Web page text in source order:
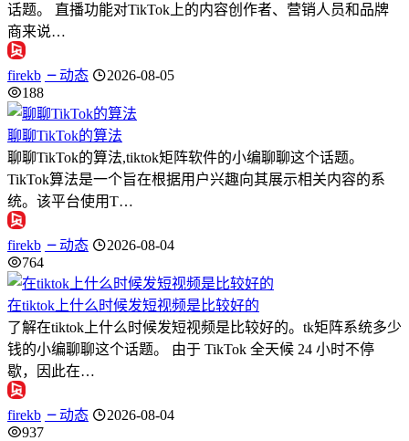
话题。 直播功能对TikTok上的内容创作者、营销人员和品牌
商来说…
firekb 动态
2026-08-05
188
聊聊TikTok的算法
聊聊TikTok的算法,tiktok矩阵软件的小编聊聊这个话题。
TikTok算法是一个旨在根据用户兴趣向其展示相关内容的系
统。该平台使用T…
firekb 动态
2026-08-04
764
在tiktok上什么时候发短视频是比较好的
了解在tiktok上什么时候发短视频是比较好的。tk矩阵系统多少
钱的小编聊聊这个话题。 由于 TikTok 全天候 24 小时不停
歇，因此在…
firekb 动态
2026-08-04
937